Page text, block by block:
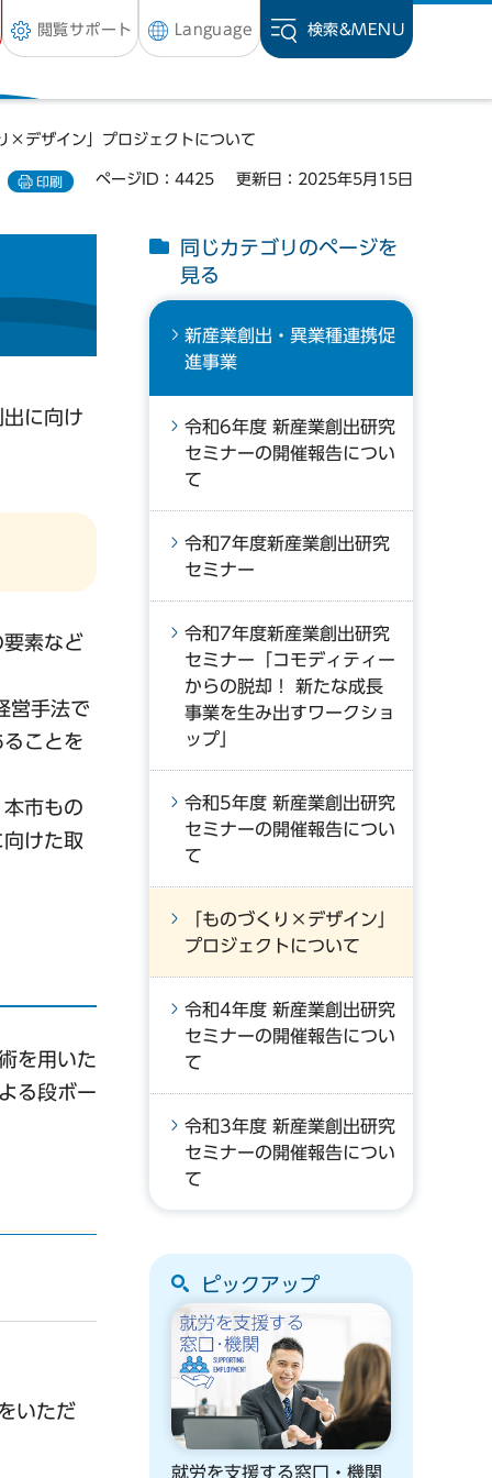
閲覧サポート Language 検索&MENU
×デザイン」プロジェクトについて
印刷 ページID：4425 更新日：2025年5月15日
に向け
素など
営手法で
ことを
市もの
けた取
を用いた
る段ボー
いただ
同じカテゴリのページを
見る
新産業創出・異業種連携促
進事業
令和6年度 新産業創出研究
セミナーの開催報告につい
て
令和7年度新産業創出研究
セミナー
令和7年度新産業創出研究
セミナー「コモディティー
からの脱却！ 新たな成長
事業を生み出すワークショ
ップ」
令和5年度 新産業創出研究
セミナーの開催報告につい
て
「ものづくり×デザイン」
プロジェクトについて
令和4年度 新産業創出研究
セミナーの開催報告につい
て
令和3年度 新産業創出研究
セミナーの開催報告につい
て
ピックアップ
就労を支援する窓口・機関